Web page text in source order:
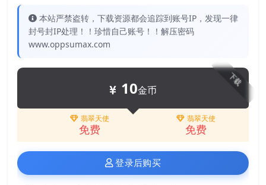
本站严禁盗转，下载资源都会追踪到账号IP，发现一律
封号封IP处理！！珍惜自己账号！！解压密码
www.oppsumax.com
下载
10金币
翡翠天使
免费
翡翠天使
免费
登录后购买